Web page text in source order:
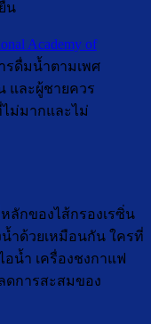
น
Academy of
รดื่มน้ำตามเพศ
และผู้ชายควร
ม่มากและไม่
ลักของไส้กรองเรซิ่น
ำด้วยเหมือนกัน ใครที่
อน้ำ เครื่องชงกาแฟ
ดการสะสมของ